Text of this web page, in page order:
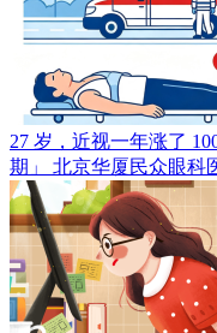
27 岁，近视一年涨了
期」 北京华厦民众眼科